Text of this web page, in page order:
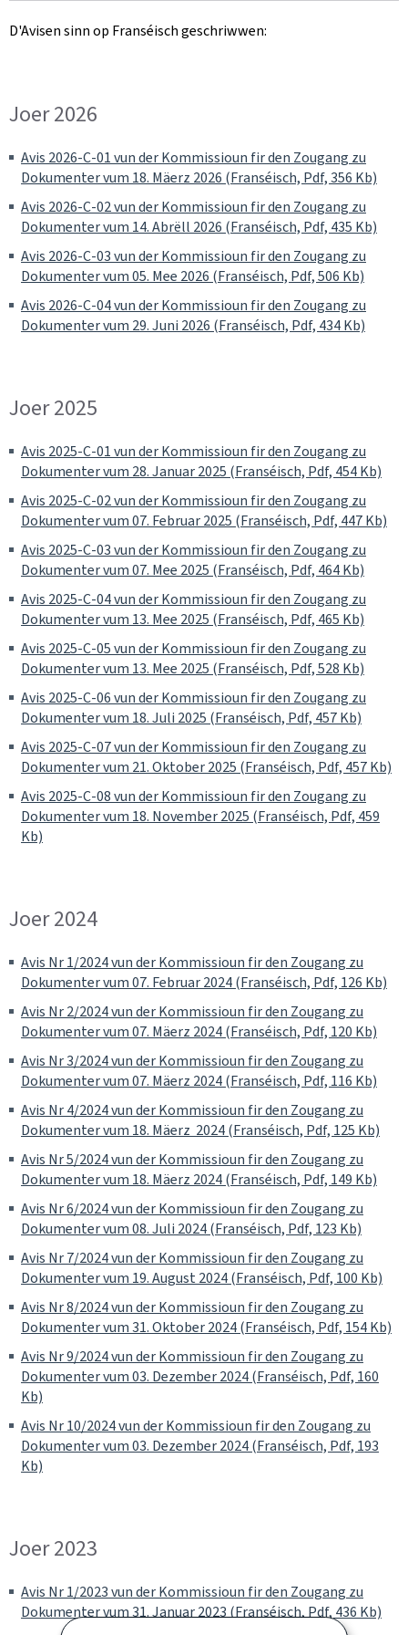
D'Avisen sinn op Franséisch geschriwwen:
Joer 2026
Avis 2026-C-01 vun der Kommissioun fir den Zougang zu
Dokumenter vum 18. Mäerz 2026 (Franséisch, Pdf, 356 Kb)
Avis 2026-C-02 vun der Kommissioun fir den Zougang zu
Dokumenter vum 14. Abrëll 2026 (Franséisch, Pdf, 435 Kb)
Avis 2026-C-03 vun der Kommissioun fir den Zougang zu
Dokumenter vum 05. Mee 2026 (Franséisch, Pdf, 506 Kb)
Avis 2026-C-04 vun der Kommissioun fir den Zougang zu
Dokumenter vum 29. Juni 2026 (Franséisch, Pdf, 434 Kb)
Joer 2025
Avis 2025-C-01 vun der Kommissioun fir den Zougang zu
Dokumenter vum 28. Januar 2025 (Franséisch, Pdf, 454 Kb)
Avis 2025-C-02 vun der Kommissioun fir den Zougang zu
Dokumenter vum 07. Februar 2025 (Franséisch, Pdf, 447 Kb)
Avis 2025-C-03 vun der Kommissioun fir den Zougang zu
Dokumenter vum 07. Mee 2025 (Franséisch, Pdf, 464 Kb)
Avis 2025-C-04 vun der Kommissioun fir den Zougang zu
Dokumenter vum 13. Mee 2025 (Franséisch, Pdf, 465 Kb)
Avis 2025-C-05 vun der Kommissioun fir den Zougang zu
Dokumenter vum 13. Mee 2025 (Franséisch, Pdf, 528 Kb)
Avis 2025-C-06 vun der Kommissioun fir den Zougang zu
Dokumenter vum 18. Juli 2025 (Franséisch, Pdf, 457 Kb)
Avis 2025-C-07 vun der Kommissioun fir den Zougang zu
Dokumenter vum 21. Oktober 2025 (Franséisch, Pdf, 457 Kb)
Avis 2025-C-08 vun der Kommissioun fir den Zougang zu
Dokumenter vum 18. November 2025 (Franséisch, Pdf, 459
Kb)
Joer 2024
Avis Nr 1/2024 vun der Kommissioun fir den Zougang zu
Dokumenter vum 07. Februar 2024 (Franséisch, Pdf, 126 Kb)
Avis Nr 2/2024 vun der Kommissioun fir den Zougang zu
Dokumenter vum 07. Mäerz 2024 (Franséisch, Pdf, 120 Kb)
Avis Nr 3/2024 vun der Kommissioun fir den Zougang zu
Dokumenter vum 07. Mäerz 2024 (Franséisch, Pdf, 116 Kb)
Avis Nr 4/2024 vun der Kommissioun fir den Zougang zu
Dokumenter vum 18. Mäerz 2024 (Franséisch, Pdf, 125 Kb)
Avis Nr 5/2024 vun der Kommissioun fir den Zougang zu
Dokumenter vum 18. Mäerz 2024 (Franséisch, Pdf, 149 Kb)
Avis Nr 6/2024 vun der Kommissioun fir den Zougang zu
Dokumenter vum 08. Juli 2024 (Franséisch, Pdf, 123 Kb)
Avis Nr 7/2024 vun der Kommissioun fir den Zougang zu
Dokumenter vum 19. August 2024 (Franséisch, Pdf, 100 Kb)
Avis Nr 8/2024 vun der Kommissioun fir den Zougang zu
Dokumenter vum 31. Oktober 2024 (Franséisch, Pdf, 154 Kb)
Avis Nr 9/2024 vun der Kommissioun fir den Zougang zu
Dokumenter vum 03. Dezember 2024 (Franséisch, Pdf, 160
Kb)
Avis Nr 10/2024 vun der Kommissioun fir den Zougang zu
Dokumenter vum 03. Dezember 2024 (Franséisch, Pdf, 193
Kb)
Joer 2023
Avis Nr 1/2023 vun der Kommissioun fir den Zougang zu
Dokumenter vum 31. Januar 2023 (Franséisch, Pdf, 436 Kb)